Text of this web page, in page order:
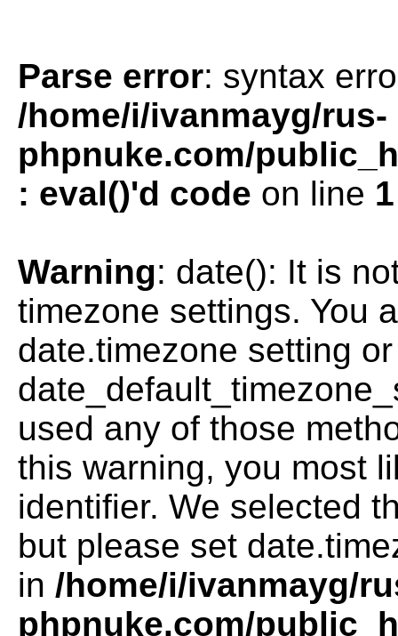
Parse error: syntax
/home/i/ivanmayg/rus-
phpnuke.com/
: eval()'d code on line 1
Warning: date(): It is
timezone settings. You
date.timezone setting
used any of those
this warning, you most
identifier. We selected
but please set
in /home/i/ivanmayg/
phpnuke.com/